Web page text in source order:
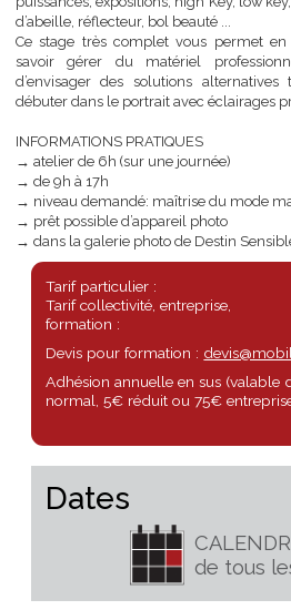
Lecture d’images et gestion des raw
Rendus et modelés des éclairages
puissances, expositions, high Key,
d’abeille, réflecteur, bol beauté ...
Ce stage très complet vous
savoir gérer du matériel
d’envisager des solutions
débuter dans le portrait avec
INFORMATIONS PRATIQUES
→ atelier de 6h (sur une journée)
→ de 9h à 17h
→ niveau demandé: maîtrise du
→ prêt possible d’appareil photo
→ dans la galerie photo de Destin
Tarif particulier :
Tarif collectivité, entreprise,
formation :
Adhésion annuelle en sus
normal, 5€ réduit ou 75€
Dates